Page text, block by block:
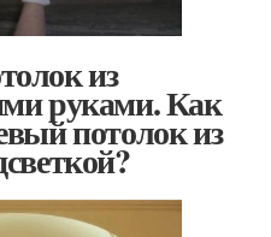
из
руками. Как
потолок из